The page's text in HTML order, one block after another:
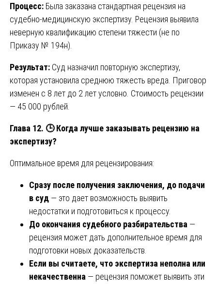
Процесс: Была заказана стандартная рецензия на
судебно-медицинскую экспертизу. Рецензия выявила
неверную квалификацию степени тяжести (не по
Приказу № 194н).
Результат: Суд назначил повторную экспертизу,
которая установила среднюю тяжесть вреда. Приговор
изменен с 8 лет до 2 лет условно. Стоимость рецензии
— 45 000 рублей.
Глава 12. 🕒 Когда лучше заказывать рецензию на
экспертизу?
Оптимальное время для рецензирования:
Сразу после получения заключения, до подачи
в суд — это дает возможность выявить
недостатки и подготовиться к процессу.
До окончания судебного разбирательства —
рецензия может дать дополнительное время для
подготовки новых доказательств.
Если вы считаете, что экспертиза неполна или
некачественна — рецензия поможет выявить эти